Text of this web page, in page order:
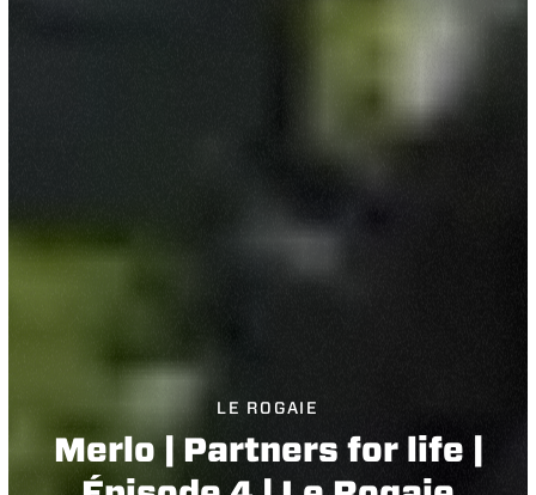
LE ROGAIE
Merlo | Partners for life |